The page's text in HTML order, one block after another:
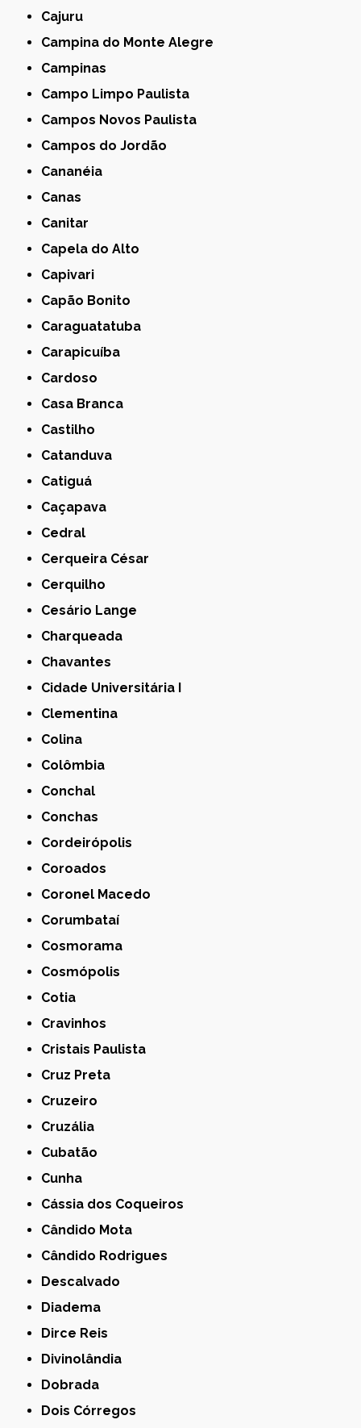
Cajuru
Campina do Monte Alegre
Campinas
Campo Limpo Paulista
Campos Novos Paulista
Campos do Jordão
Cananéia
Canas
Canitar
Capela do Alto
Capivari
Capão Bonito
Caraguatatuba
Carapicuíba
Cardoso
Casa Branca
Castilho
Catanduva
Catiguá
Caçapava
Cedral
Cerqueira César
Cerquilho
Cesário Lange
Charqueada
Chavantes
Cidade Universitária I
Clementina
Colina
Colômbia
Conchal
Conchas
Cordeirópolis
Coroados
Coronel Macedo
Corumbataí
Cosmorama
Cosmópolis
Cotia
Cravinhos
Cristais Paulista
Cruz Preta
Cruzeiro
Cruzália
Cubatão
Cunha
Cássia dos Coqueiros
Cândido Mota
Cândido Rodrigues
Descalvado
Diadema
Dirce Reis
Divinolândia
Dobrada
Dois Córregos